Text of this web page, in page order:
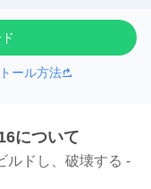
ール方法
について
ルドし、破壊する -